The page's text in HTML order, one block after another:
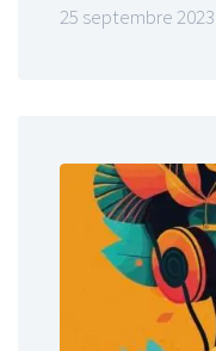
25 septembre 2023